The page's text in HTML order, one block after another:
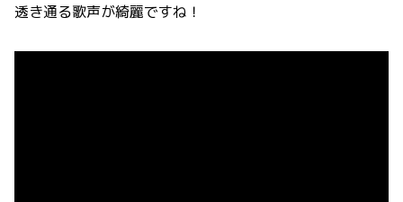
透き通る歌声が綺麗ですね！